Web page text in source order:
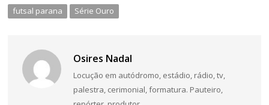
futsal parana Série Ouro
Osires Nadal
Locução em autódromo, estádio, rádio, tv,
palestra, cerimonial, formatura. Pauteiro,